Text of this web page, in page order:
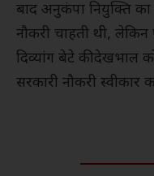
बाद अनुकंपा नियुक्ति
नौकरी चाहती थी,
दिव्यांग बेटे की देखभाल
सरकारी नौकरी स्वीकार